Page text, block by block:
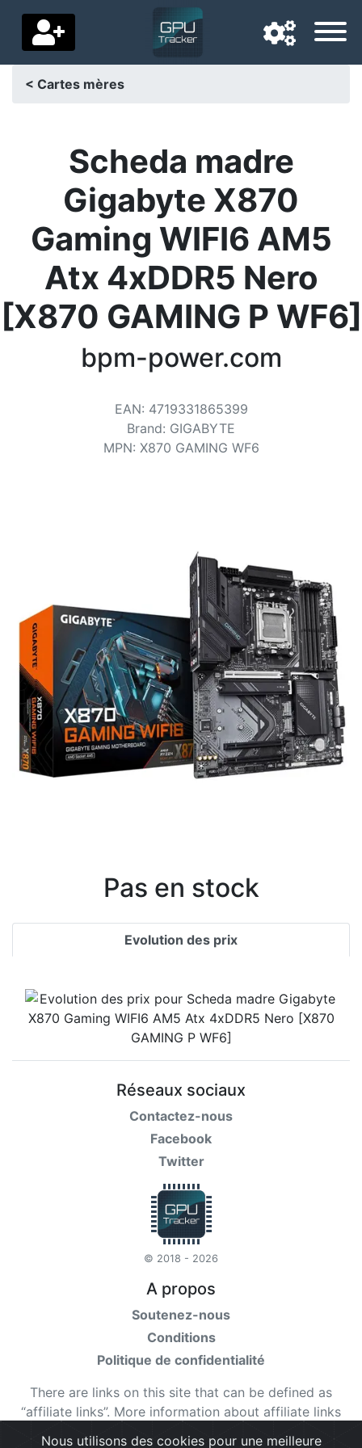
Pays de livraison
Baisses de prix
Paramètres
Soutenez-nous
Contactez-nous
Conditions
< Cartes mères
Scheda madre
Gigabyte X870
Gaming WIFI6 AM5
Atx 4xDDR5 Nero
[X870 GAMING P WF6]
bpm-power.com
EAN: 4719331865399
Brand: GIGABYTE
MPN: X870 GAMING WF6
Pas en stock
Evolution des prix
Réseaux sociaux
Contactez-nous
Facebook
Twitter
© 2018 - 2026
A propos
Soutenez-nous
Conditions
Politique de confidentialité
There are links on this site that can be defined as
“affiliate links”. More information about affiliate links
Nous utilisons des cookies pour une meilleure